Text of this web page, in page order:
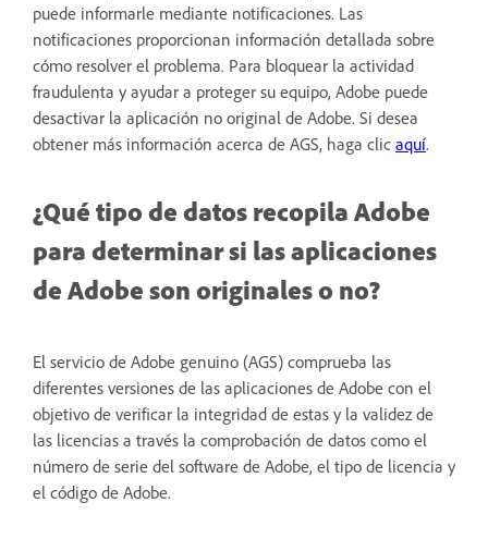
puede informarle mediante notificaciones. Las
notificaciones proporcionan información detallada sobre
cómo resolver el problema. Para bloquear la actividad
fraudulenta y ayudar a proteger su equipo, Adobe puede
desactivar la aplicación no original de Adobe. Si desea
obtener más información acerca de AGS, haga clic aquí.
¿Qué tipo de datos recopila Adobe
para determinar si las aplicaciones
de Adobe son originales o no?
El servicio de Adobe genuino (AGS) comprueba las
diferentes versiones de las aplicaciones de Adobe con el
objetivo de verificar la integridad de estas y la validez de
las licencias a través la comprobación de datos como el
número de serie del software de Adobe, el tipo de licencia y
el código de Adobe.